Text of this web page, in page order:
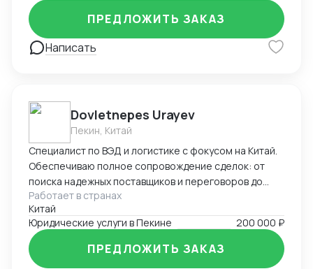
Написать
ПРЕДЛОЖИТЬ ЗАКАЗ
Dovletnepes Urayev
Пекин, Китай
Специалист по ВЭД и логистике с фокусом на Китай.
Обеспечиваю полное сопровождение сделок: от
поиска надежных поставщиков и переговоров до
таможенного оформления и решения
нестандартных задач. Свободно владею китайским,
русским и английским.
Работает в странах
Китай
Юридические услуги в Пекине
200 000 ₽
ПРЕДЛОЖИТЬ ЗАКАЗ